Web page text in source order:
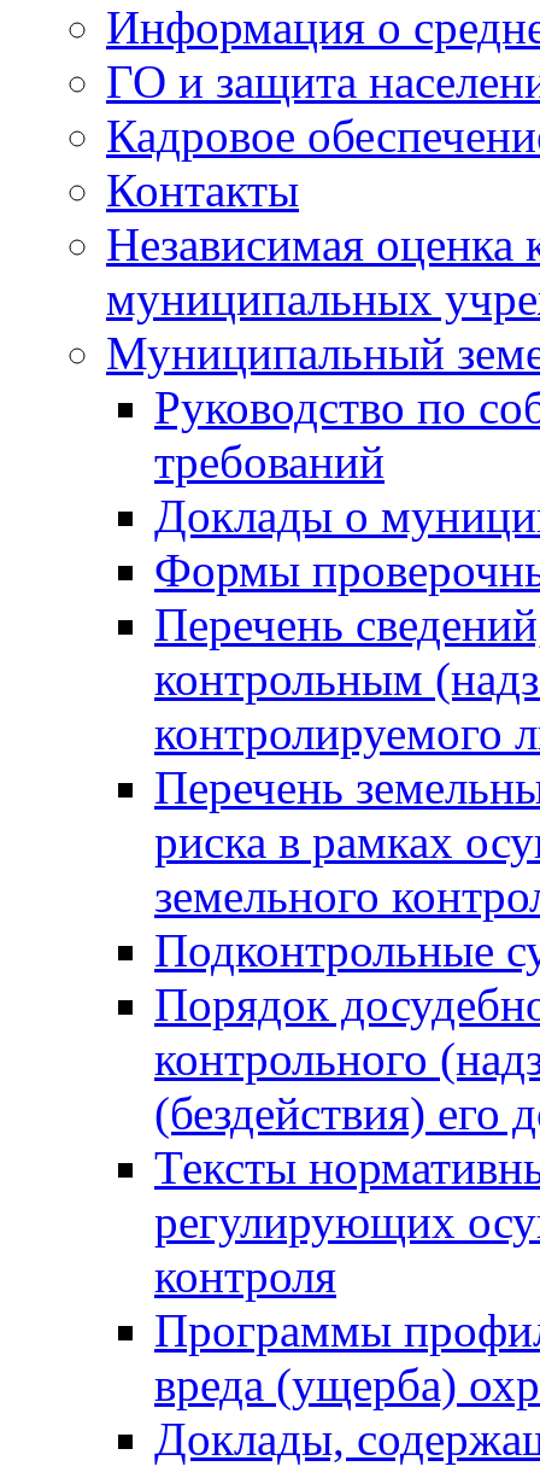
Информация о
ГО и защита
Кадровое
Контакты
Независимая оценка
муниципальных
Муниципальный
Руководство по
требований
Доклады о
Формы
Перечень
контрольным
контролируемого
Перечень
риска в рамках
земельного
Подконтрольные
Порядок
контрольного
(бездействия)
Тексты
регулирующих
контроля
Программы
вреда (ущерба)
Доклады,